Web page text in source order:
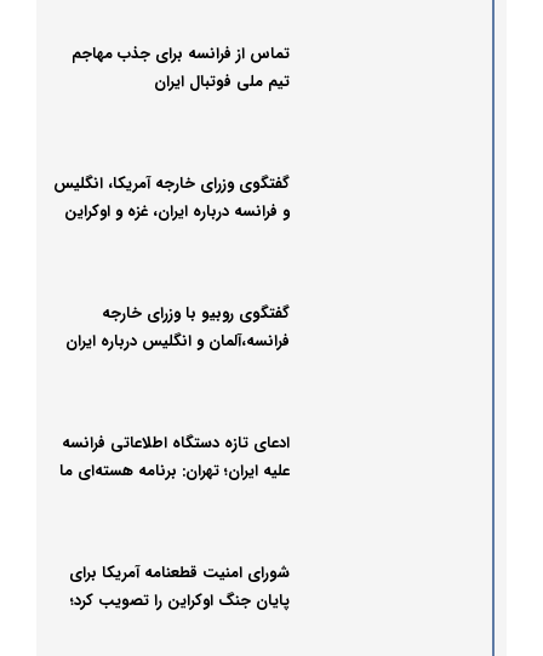
تماس از فرانسه برای جذب مهاجم
تیم ملی فوتبال ایران
گفتگوی وزرای خارجه آمریکا، انگلیس
و فرانسه درباره ایران، غزه و اوکراین
گفتگوی روبیو با وزرای خارجه
فرانسه،آلمان و انگلیس درباره ایران
ادعای تازه دستگاه اطلاعاتی فرانسه
علیه ایران؛ تهران: برنامه هسته‌ای ما
شورای امنیت قطعنامه آمریکا برای
پایان جنگ اوکراین را تصویب کرد؛